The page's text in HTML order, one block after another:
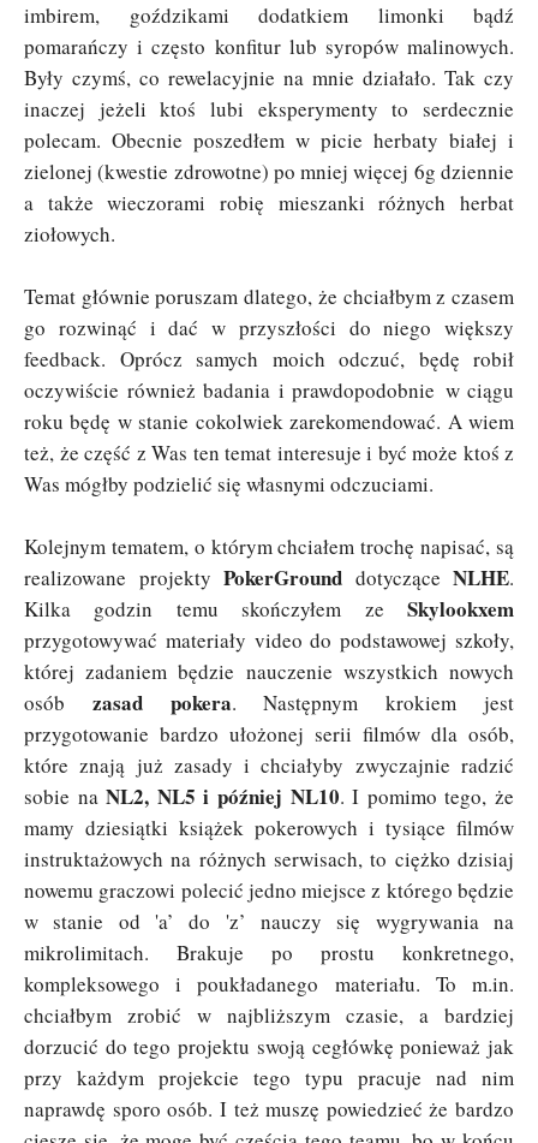
imbirem, goździkami dodatkiem limonki bądź
pomarańczy i często konfitur lub syropów malinowych.
Były czymś, co rewelacyjnie na mnie działało. Tak czy
inaczej jeżeli ktoś lubi eksperymenty to serdecznie
polecam. Obecnie poszedłem w picie herbaty białej i
zielonej (kwestie zdrowotne) po mniej więcej 6g dziennie
a także wieczorami robię mieszanki różnych herbat
ziołowych.
Temat głównie poruszam dlatego, że chciałbym z czasem
go rozwinąć i dać w przyszłości do niego większy
feedback. Oprócz samych moich odczuć, będę robił
oczywiście również badania i prawdopodobnie w ciągu
roku będę w stanie cokolwiek zarekomendować. A wiem
też, że część z Was ten temat interesuje i być może ktoś z
Was mógłby podzielić się własnymi odczuciami.
Kolejnym tematem, o którym chciałem trochę napisać, są
realizowane projekty PokerGround dotyczące NLHE.
Kilka godzin temu skończyłem ze Skylookxem
przygotowywać materiały video do podstawowej szkoły,
której zadaniem będzie nauczenie wszystkich nowych
osób zasad pokera. Następnym krokiem jest
przygotowanie bardzo ułożonej serii filmów dla osób,
które znają już zasady i chciałyby zwyczajnie radzić
sobie naNL2, NL5 i później NL10. I pomimo tego, że
mamy dziesiątki książek pokerowych i tysiące filmów
instruktażowych na różnych serwisach, to ciężko dzisiaj
nowemu graczowi polecić jedno miejsce z którego będzie
w stanie od 'a’ do 'z’ nauczy się wygrywania na
mikrolimitach. Brakuje po prostu konkretnego,
kompleksowego i poukładanego materiału. To m.in.
chciałbym zrobić w najbliższym czasie, a bardziej
dorzucić do tego projektu swoją cegłówkę ponieważ jak
przy każdym projekcie tego typu pracuje nad nim
naprawdę sporo osób. I też muszę powiedzieć że bardzo